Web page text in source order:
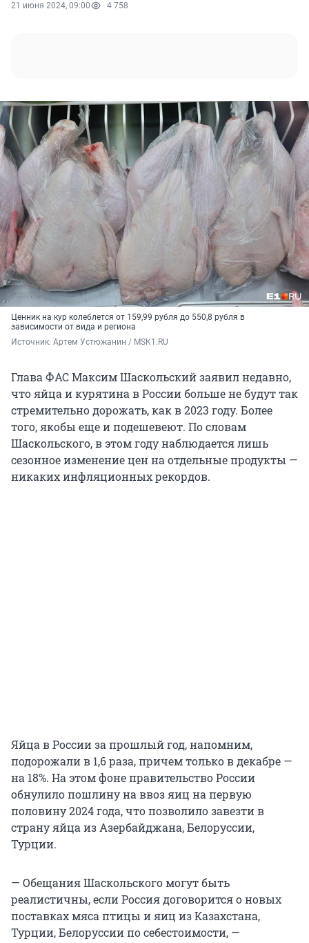
21 июня 2024, 09:00 4 758
Ценник на кур колеблется от 159,99 рубля до 550,8 рубля в
зависимости от вида и региона
Источник: Артем Устюжанин / MSK1.RU
Глава ФАС Максим Шаскольский заявил недавно,
что яйца и курятина в России больше не будут так
стремительно дорожать, как в 2023 году. Более
того, якобы еще и подешевеют. По словам
Шаскольского, в этом году наблюдается лишь
сезонное изменение цен на отдельные продукты —
никаких инфляционных рекордов.
Яйца в России за прошлый год, напомним,
подорожали в 1,6 раза, причем только в декабре —
на 18%. На этом фоне правительство России
обнулило пошлину на ввоз яиц на первую
половину 2024 года, что позволило завезти в
страну яйца из Азербайджана, Белоруссии,
Турции.
— Обещания Шаскольского могут быть
реалистичны, если Россия договорится о новых
поставках мяса птицы и яиц из Казахстана,
Турции, Белоруссии по себестоимости, —